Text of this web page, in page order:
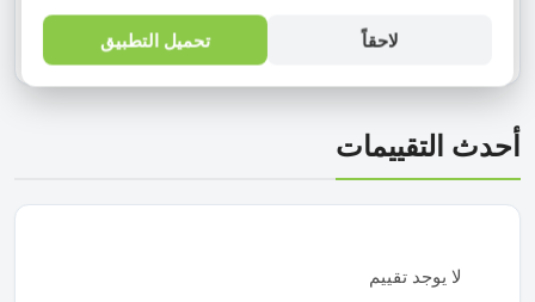
مثالي للاستخدام المنزلي السفر أو التخزين المؤقت
قطعة واحدة سهلة الاستخدام والحمل
أحدث التقييمات
لا يوجد تقييم
لاحقاً تحميل التطبيق